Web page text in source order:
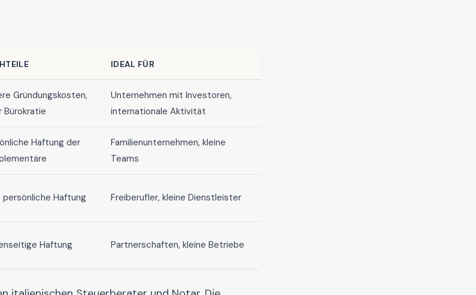
IDEAL FÜR
Gründungskosten,
Bürokratie
Unternehmen mit Investoren,
internationale Aktivität
Haftung der
Familienunternehmen, kleine
Teams
persönliche Haftung Freiberufler, kleine Dienstleister
Haftung Partnerschaften, kleine Betriebe